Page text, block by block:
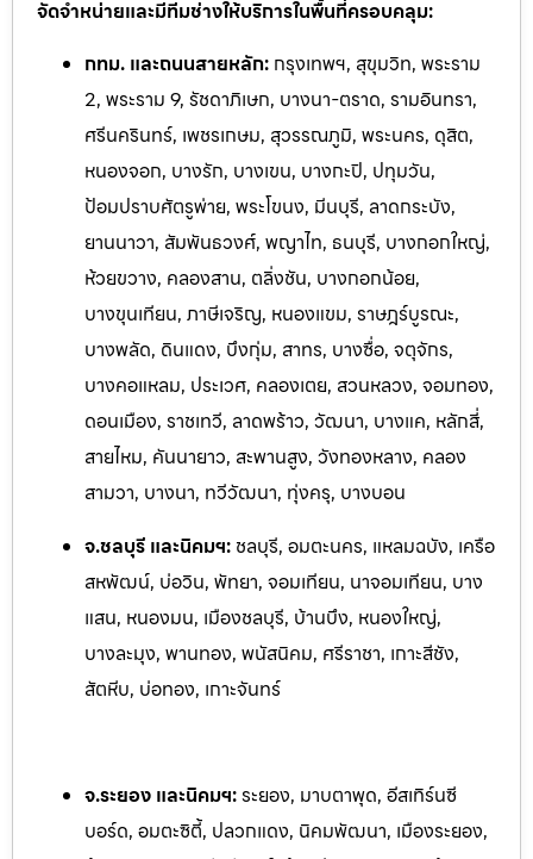
จัดจำหน่ายและมีทีมช่างให้บริการในพื้นที่ครอบคลุม:
กทม. และถนนสายหลัก: กรุงเทพฯ, สุขุมวิท, พระราม
2, พระราม 9, รัชดาภิเษก, บางนา-ตราด, รามอินทรา,
ศรีนครินทร์, เพชรเกษม, สุวรรณภูมิ, พระนคร, ดุสิต,
หนองจอก, บางรัก, บางเขน, บางกะปิ, ปทุมวัน,
ป้อมปราบศัตรูพ่าย, พระโขนง, มีนบุรี, ลาดกระบัง,
ยานนาวา, สัมพันธวงศ์, พญาไท, ธนบุรี, บางกอกใหญ่,
ห้วยขวาง, คลองสาน, ตลิ่งชัน, บางกอกน้อย,
บางขุนเทียน, ภาษีเจริญ, หนองแขม, ราษฎร์บูรณะ,
บางพลัด, ดินแดง, บึงกุ่ม, สาทร, บางซื่อ, จตุจักร,
บางคอแหลม, ประเวศ, คลองเตย, สวนหลวง, จอมทอง,
ดอนเมือง, ราชเทวี, ลาดพร้าว, วัฒนา, บางแค, หลักสี่,
สายไหม, คันนายาว, สะพานสูง, วังทองหลาง, คลอง
สามวา, บางนา, ทวีวัฒนา, ทุ่งครุ, บางบอน
จ.ชลบุรี และนิคมฯ: ชลบุรี, อมตะนคร, แหลมฉบัง, เครือ
สหพัฒน์, บ่อวิน, พัทยา, จอมเทียน, นาจอมเทียน, บาง
แสน, หนองมน, เมืองชลบุรี, บ้านบึง, หนองใหญ่,
บางละมุง, พานทอง, พนัสนิคม, ศรีราชา, เกาะสีชัง,
สัตหีบ, บ่อทอง, เกาะจันทร์
จ.ระยอง และนิคมฯ:ระยอง, มาบตาพุด, อีสเทิร์นซี
บอร์ด, อมตะซิตี้, ปลวกแดง, นิคมพัฒนา, เมืองระยอง,